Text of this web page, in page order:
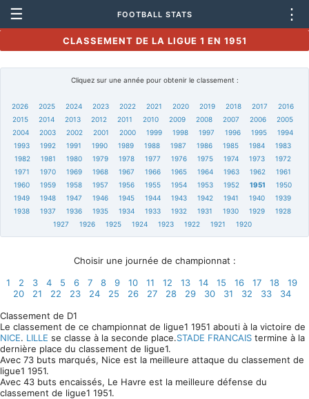
☰ FOOTBALL STATS ⋮
CLASSEMENT DE LA LIGUE 1 EN 1951
Cliquez sur une année pour obtenir le classement :
2026 2025 2024 2023 2022 2021 2020 2019 2018 2017
2016
2015
2014 2013 2012 2011 2010 2009 2008 2007 2006
2005
2004
2003 2002 2001 2000 1999 1998 1997 1996 1995
1994
1993
1992 1991 1990 1989 1988 1987 1986 1985 1984
1983
1982
1981 1980 1979 1978 1977 1976 1975 1974 1973
1972
1971
1970 1969 1968 1967 1966 1965 1964 1963 1962
1961
1960
1959 1958 1957 1956 1955 1954 1953 1952 1951
1950
1949
1948 1947 1946 1945 1944 1943 1942 1941 1940
1939
1938
1937 1936 1935 1934 1933 1932 1931 1930 1929
1928
1927
1926 1925 1924 1923 1922 1921 1920
Choisir une journée de championnat :
1
2 3 4 5 6 7 8 9 10 11 12 13 14 15 16 17 18
19
20
21 22 23 24 25 26 27 28 29 30 31 32 33
34
Classement de D1
Le classement de ce championnat de ligue1 1951 abouti à la victoire de
NICE. LILLE se classe à la seconde place.STADE FRANCAIS termine à la
dernière place du classement de ligue1.
Avec 73 buts marqués, Nice est la meilleure attaque du classement de
ligue1 1951.
Avec 43 buts encaissés, Le Havre est la meilleure défense du
classement de ligue1 1951.